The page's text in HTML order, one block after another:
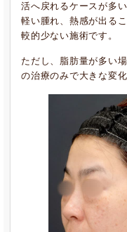
活へ戻れるケースが多
軽い腫れ、熱感が出る
較的少ない施術です。
ただし、脂肪量が多い
の治療のみで大きな変